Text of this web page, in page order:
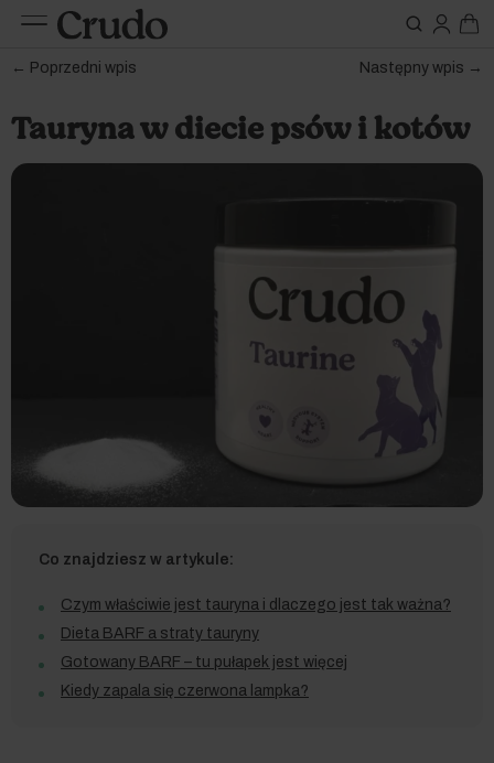
Do karm
Suplementy
Etap życia
← Poprzedni wpis Następny wpis →
Tauryna w diecie psów i kotów
Co znajdziesz w artykule:
Czym właściwie jest tauryna i dlaczego jest tak ważna?
Dieta BARF a straty tauryny
Gotowany BARF – tu pułapek jest więcej
Kiedy zapala się czerwona lampka?